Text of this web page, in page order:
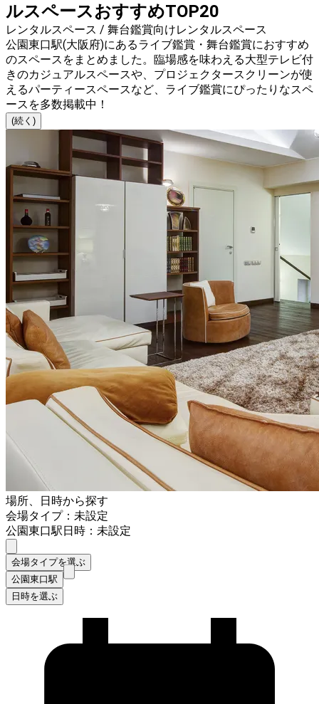
ルスペースおすすめTOP20
レンタルスペース / 舞台鑑賞向けレンタルスペース
公園東口駅(大阪府)にあるライブ鑑賞・舞台鑑賞におすすめ
のスペースをまとめました。臨場感を味わえる大型テレビ付
きのカジュアルスペースや、プロジェクタースクリーンが使
えるパーティースペースなど、ライブ鑑賞にぴったりなスペ
ースを多数掲載中！
(続く)
場所、日時から探す
会場タイプ：未設定
公園東口駅日時：未設定
会場タイプを選ぶ
公園東口駅
日時を選ぶ